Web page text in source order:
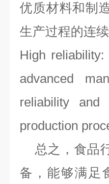
优质材料和制
生产过程的连续
High
advanced
reliability and
production
总之，食品
备，能够满足